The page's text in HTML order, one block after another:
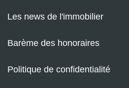
Les news de l'immobilier
Barème des honoraires
Politique de confidentialité